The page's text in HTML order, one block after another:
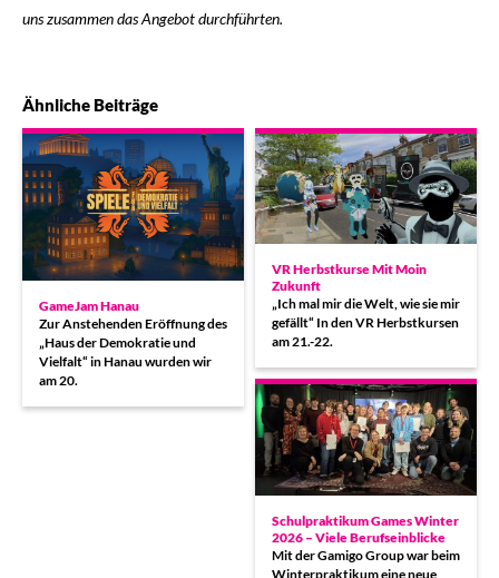
uns zusammen das Angebot durchführten.
Ähnliche Beiträge
GameJam Hanau
Zur Anstehenden Eröffnung des
„Haus der Demokratie und
Vielfalt“ in Hanau wurden wir
am 20.
VR Herbstkurse Mit Moin
Zukunft
„Ich mal mir die Welt, wie sie mir
gefällt“ In den VR Herbstkursen
am 21.-22.
Schulpraktikum Games Winter
2026 – Viele Berufseinblicke
Mit der Gamigo Group war beim
Winterpraktikum eine neue